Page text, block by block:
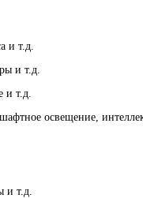
и т.д.
и т.д.
и т.д.
освещение,
и т.д.